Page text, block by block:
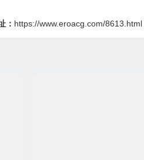
： https://www.eroacg.com/8613.html